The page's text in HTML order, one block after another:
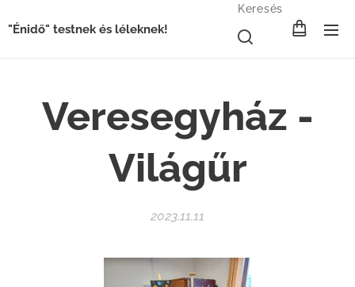
"Énidő" testnek és léleknek!
Keresés
Veresegyház -
Világűr
2023.11.11